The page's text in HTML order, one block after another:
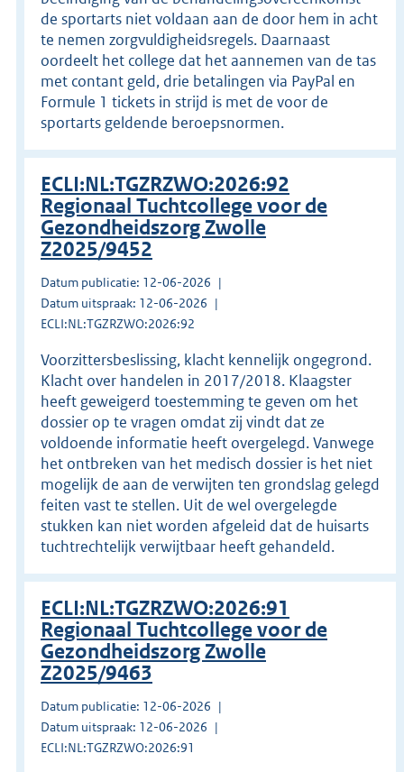
de sportarts niet voldaan aan de door hem in acht
te nemen zorgvuldigheidsregels. Daarnaast
oordeelt het college dat het aannemen van de tas
met contant geld, drie betalingen via PayPal en
Formule 1 tickets in strijd is met de voor de
sportarts geldende beroepsnormen.
ECLI:NL:TGZRZWO:2026:92
Regionaal Tuchtcollege voor de
Gezondheidszorg Zwolle
Z2025/9452
Datum publicatie: 12-06-2026
Datum uitspraak: 12-06-2026
ECLI:NL:TGZRZWO:2026:92
Voorzittersbeslissing, klacht kennelijk ongegrond.
Klacht over handelen in 2017/2018. Klaagster
heeft geweigerd toestemming te geven om het
dossier op te vragen omdat zij vindt dat ze
voldoende informatie heeft overgelegd. Vanwege
het ontbreken van het medisch dossier is het niet
mogelijk de aan de verwijten ten grondslag gelegd
feiten vast te stellen. Uit de wel overgelegde
stukken kan niet worden afgeleid dat de huisarts
tuchtrechtelijk verwijtbaar heeft gehandeld.
ECLI:NL:TGZRZWO:2026:91
Regionaal Tuchtcollege voor de
Gezondheidszorg Zwolle
Z2025/9463
Datum publicatie: 12-06-2026
Datum uitspraak: 12-06-2026
ECLI:NL:TGZRZWO:2026:91